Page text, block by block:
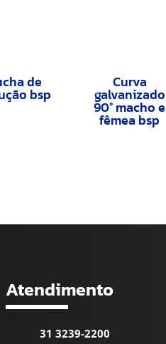
de
bsp
Curva
galvanizado
90° macho e
fêmea bsp
Atendimento
31 3239-2200